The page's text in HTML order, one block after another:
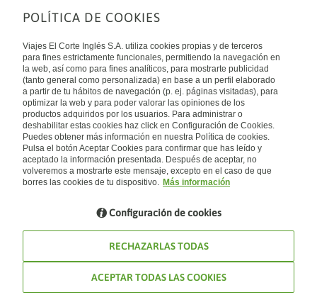
Sobre nosotros
Quiénes somos
Financiación
Sostenibilidad
Turismo accesible
Tarjeta El Corte Inglés
Trabaja con nosotros
El Corte Inglés
Canal Ético
Enlaces de interés
Guías de viaje
Catálogos
Auto check-in
Condiciones Generales
Política de privacidad
Política de cookies
Accesibilidad
Empresas/ Grupos
Internacional
España
Visita nuestro blog
Blog de Viajes el Corte inglés
POLÍTICA DE COOKIES
Viajes El Corte Inglés S.A. utiliza cookies propias y de terceros
para fines estrictamente funcionales, permitiendo la navegación en
la web, así como para fines analíticos, para mostrarte publicidad
(tanto general como personalizada) en base a un perfil elaborado
a partir de tu hábitos de navegación (p. ej. páginas visitadas), para
optimizar la web y para poder valorar las opiniones de los
productos adquiridos por los usuarios. Para administrar o
deshabilitar estas cookies haz click en Configuración de Cookies.
Puedes obtener más información en nuestra Política de cookies.
Pulsa el botón Aceptar Cookies para confirmar que has leído y
aceptado la información presentada. Después de aceptar, no
volveremos a mostrarte este mensaje, excepto en el caso de que
borres las cookies de tu dispositivo. Más información
Configuración de cookies
RECHAZARLAS TODAS
ACEPTAR TODAS LAS COOKIES